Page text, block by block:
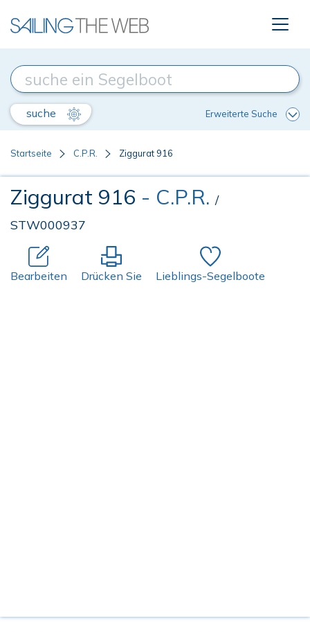
suche Erweiterte Suche
Startseite C.P.R. Ziggurat 916
Ziggurat 916 - C.P.R. /
STW000937
Bearbeiten Drücken Sie Lieblings-Segelboote